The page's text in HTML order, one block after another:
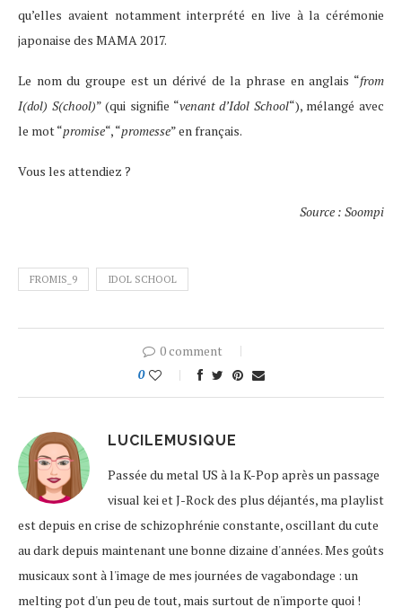
qu’elles avaient notamment interprété en live à la cérémonie
japonaise des MAMA 2017.
Le nom du groupe est un dérivé de la phrase en anglais “from
I(dol) S(chool)” (qui signifie “venant d’Idol School“), mélangé avec
le mot “promise“, “promesse” en français.
Vous les attendiez ?
Source : Soompi
FROMIS_9 IDOL SCHOOL
0 comment
0
LUCILEMUSIQUE
Passée du metal US à la K-Pop après un passage
visual kei et J-Rock des plus déjantés, ma playlist
est depuis en crise de schizophrénie constante, oscillant du cute
au dark depuis maintenant une bonne dizaine d'années. Mes goûts
musicaux sont à l'image de mes journées de vagabondage : un
melting pot d'un peu de tout, mais surtout de n'importe quoi !